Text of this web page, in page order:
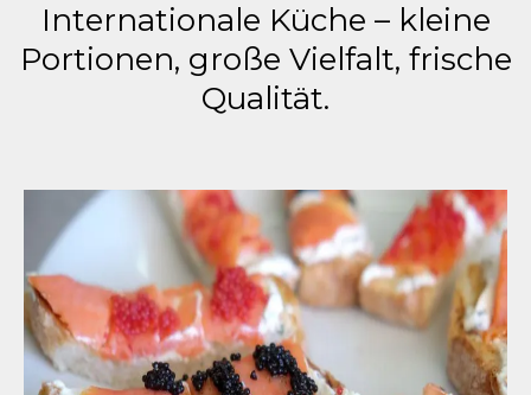
Internationale Küche – kleine
Portionen, große Vielfalt, frische
Qualität.